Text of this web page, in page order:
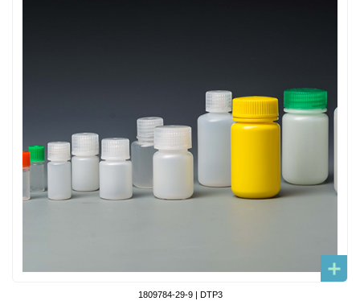
1809784-29-9 | DTP3